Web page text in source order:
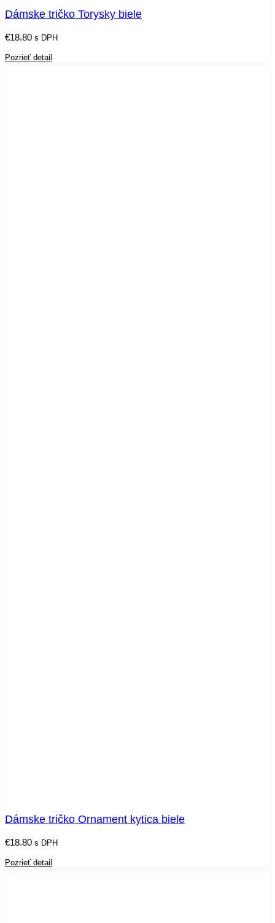
Dámske tričko Torysky biele
€18.80 s DPH
Pozrieť detail
Dámske tričko Ornament kytica biele
€18.80 s DPH
Pozrieť detail